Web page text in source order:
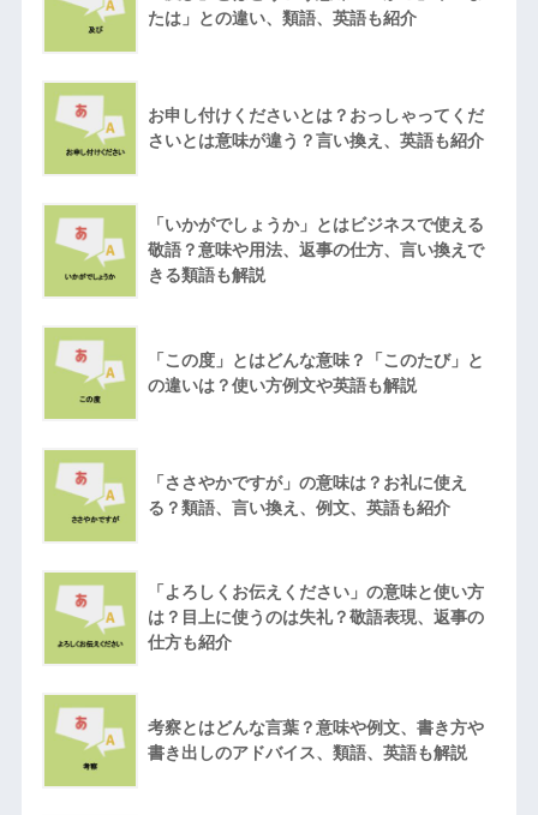
たは」との違い、類語、英語も紹介
お申し付けくださいとは？おっしゃってくだ
さいとは意味が違う？言い換え、英語も紹介
「いかがでしょうか」とはビジネスで使える
敬語？意味や用法、返事の仕方、言い換えで
きる類語も解説
「この度」とはどんな意味？「このたび」と
の違いは？使い方例文や英語も解説
「ささやかですが」の意味は？お礼に使え
る？類語、言い換え、例文、英語も紹介
「よろしくお伝えください」の意味と使い方
は？目上に使うのは失礼？敬語表現、返事の
仕方も紹介
考察とはどんな言葉？意味や例文、書き方や
書き出しのアドバイス、類語、英語も解説